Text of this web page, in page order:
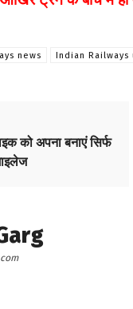
news Indian Railways
अपना बनाएं सिर्फ